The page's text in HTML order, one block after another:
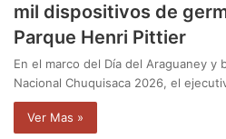
mil dispositivos de
Parque Henri Pittier
En el marco del Día del Araguaney y
Nacional Chuquisaca 2026, el
Ver Mas »